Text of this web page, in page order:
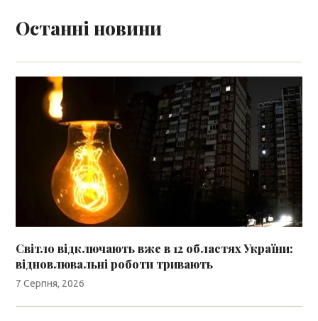
Останні новини
Світло відключають вже в 12 областях України:
відновлювальні роботи тривають
7 Серпня, 2026